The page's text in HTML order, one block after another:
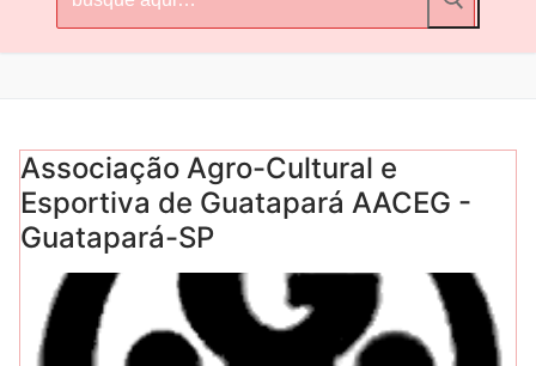
por:
Associação Agro-Cultural e
Esportiva de Guatapará AACEG -
Guatapará-SP